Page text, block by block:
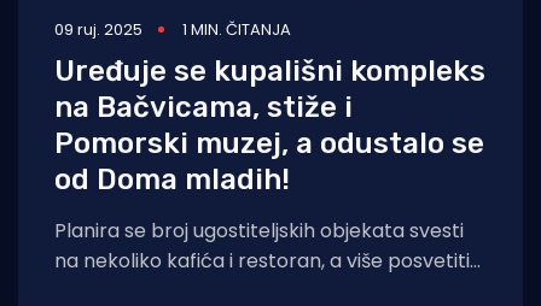
09 ruj. 2025 1 MIN. ČITANJA
Uređuje se kupališni kompleks
na Bačvicama, stiže i
Pomorski muzej, a odustalo se
od Doma mladih!
Planira se broj ugostiteljskih objekata svesti
na nekoliko kafića i restoran, a više posvetiti